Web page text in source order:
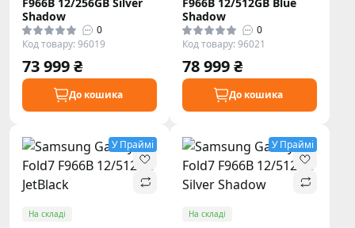
Shadow
0
Код товару: 96019
73 999 ₴
До кошика
Shadow
0
Код товару: 96021
78 999 ₴
До кошика
У Праймі
На складі
У Праймі
На складі